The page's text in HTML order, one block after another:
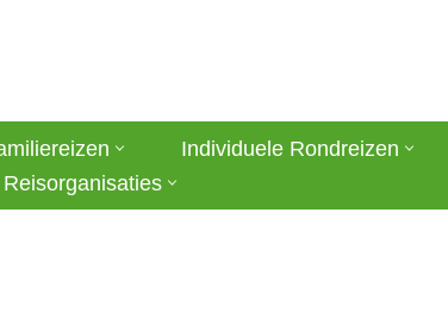
Individuele Rondreizen
Reisorganisaties